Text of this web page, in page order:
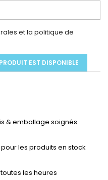
et la politique de
EST DISPONIBLE
& emballage soignés
pour les produits en stock
toutes les heures